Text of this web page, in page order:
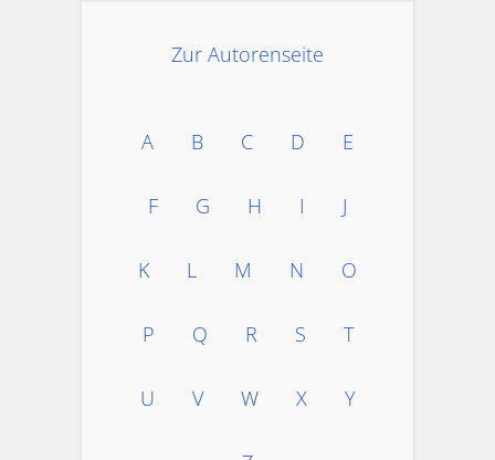
Zur Autorenseite
A B C D E
F G H I J
K L M N O
P Q R S T
U V W X Y